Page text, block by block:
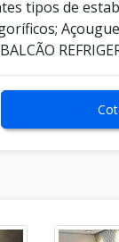
tipos de